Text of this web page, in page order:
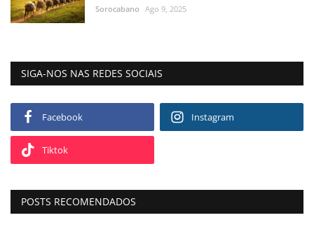
Sorocabano Ago 9, 2025
SIGA-NOS NAS REDES SOCIAIS
Facebook Instagram
Tiktok
POSTS RECOMENDADOS